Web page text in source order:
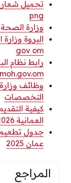
تحميل شعار
png
وزارة
gov om
رابط نظام
التخصصات
كيفية
العمانية 2026
جدول
عمان 2025
المراجع